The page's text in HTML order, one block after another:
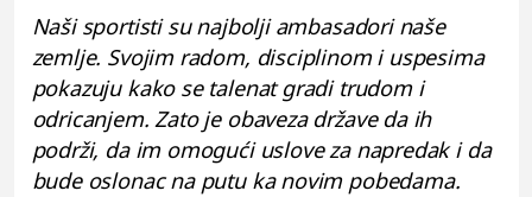
Naši sportisti su najbolji ambasadori naše
zemlje. Svojim radom, disciplinom i uspesima
pokazuju kako se talenat gradi trudom i
odricanjem. Zato je obaveza države da ih
podrži, da im omogući uslove za napredak i da
bude oslonac na putu ka novim pobedama.